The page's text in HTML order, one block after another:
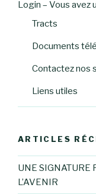
Login – Vous avez
Tracts
Documents
Contactez nos
Liens utiles
ARTICLES
UNE SIGNATURE
L’AVENIR